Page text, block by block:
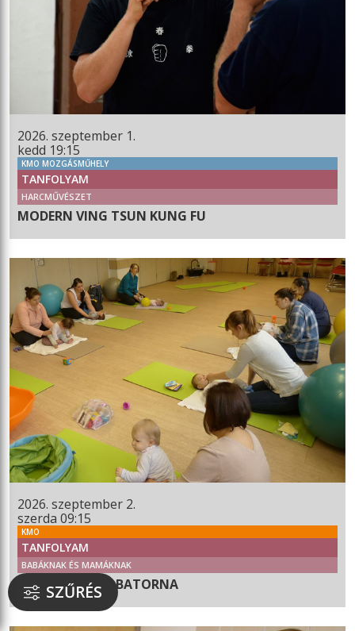
2026. szeptember 1.
kedd 19:15
KMO MOZGÁSMŰHELY
TANFOLYAM
HARCMŰVÉSZET
MODERN VING TSUN KUNG FU
2026. szeptember 2.
szerda 09:15
KMO
TANFOLYAM
BABÁKNAK ÉS MAMÁKNAK
BABUSGATÓ BABATORNA
SZŰRÉS